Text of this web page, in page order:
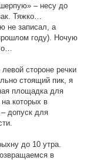
– несу до
Тяжко…
не записал, а
году). Ночую
стороне речки
стоящий пик, я
площадка для
которых в
допуск для
до 10 утра.
в